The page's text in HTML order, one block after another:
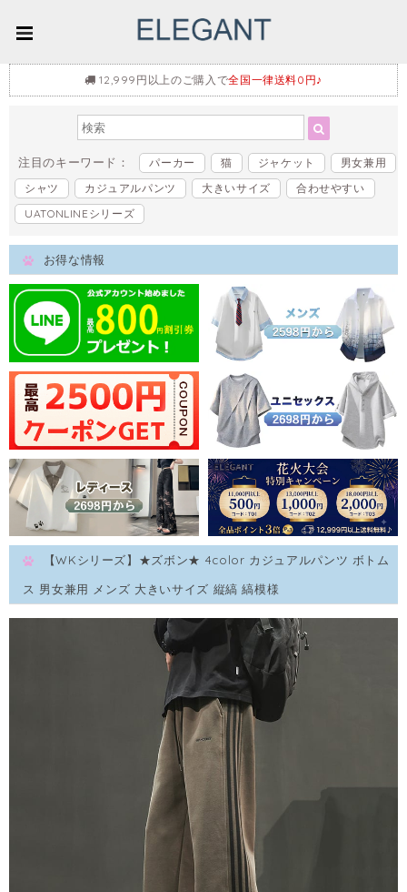
12,999円以上のご購入で全国一律送料0円♪
注目のキーワード： パーカー 猫 ジャケット
男女兼用
シャツ
カジュアルパンツ 大きいサイズ
合わせやすい
UATONLINEシリーズ
お得な情報
【WKシリーズ】★ズボン★ 4color カジュアルパンツ ボトム
ス 男女兼用 メンズ 大きいサイズ 縦縞 縞模様